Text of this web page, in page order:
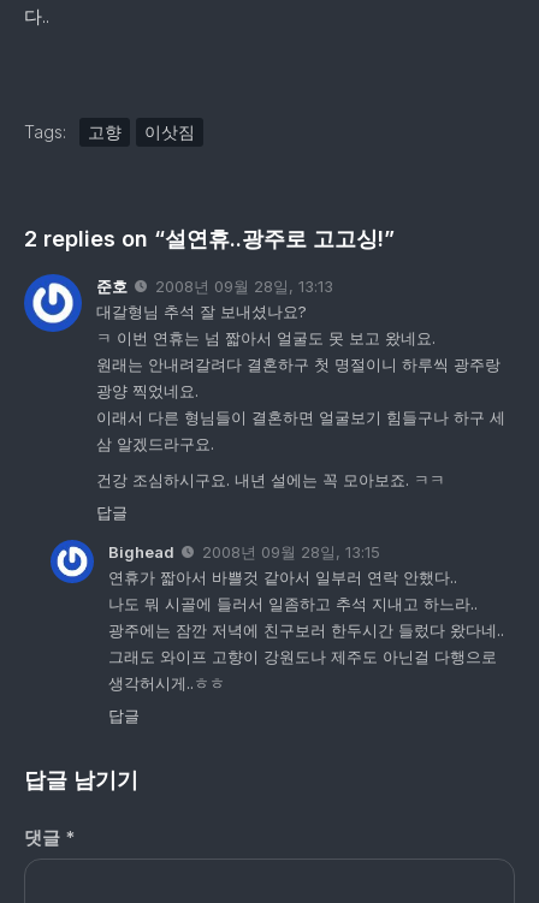
다..
Tags: 고향 이삿짐
2 replies on “설연휴..광주로 고고싱!”
준호
2008년 09월 28일, 13:13
대갈형님 추석 잘 보내셨나요?
ㅋ 이번 연휴는 넘 짧아서 얼굴도 못 보고 왔네요.
원래는 안내려갈려다 결혼하구 첫 명절이니 하루씩 광주랑
광양 찍었네요.
이래서 다른 형님들이 결혼하면 얼굴보기 힘들구나 하구 세
삼 알겠드라구요.
건강 조심하시구요. 내년 설에는 꼭 모아보죠. ㅋㅋ
답글
Bighead
2008년 09월 28일, 13:15
연휴가 짧아서 바쁠것 같아서 일부러 연락 안했다..
나도 뭐 시골에 들러서 일좀하고 추석 지내고 하느라..
광주에는 잠깐 저녁에 친구보러 한두시간 들렀다 왔다네..
그래도 와이프 고향이 강원도나 제주도 아닌걸 다행으로
생각허시게..ㅎㅎ
답글
답글 남기기
댓글 *